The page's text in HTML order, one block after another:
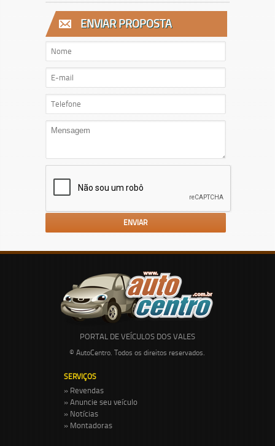
ENVIAR PROPOSTA
PORTAL DE VEÍCULOS DOS VALES
© AutoCentro. Todos os direitos reservados.
SERVIÇOS
» Revendas
» Anuncie seu veículo
» Notícias
» Montadoras